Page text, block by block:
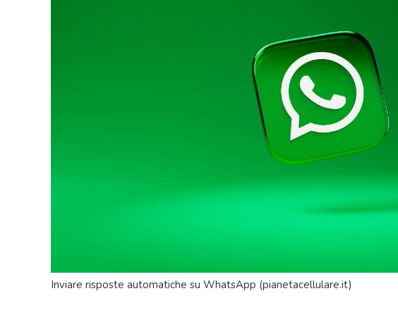
Inviare risposte automatiche su WhatsApp (pianetacellulare.it)